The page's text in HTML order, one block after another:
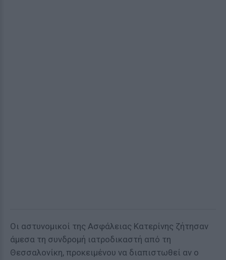
Οι αστυνομικοί της Ασφάλειας Κατερίνης ζήτησαν
άμεσα τη συνδρομή ιατροδικαστή από τη
Θεσσαλονίκη, προκειμένου να διαπιστωθεί αν ο